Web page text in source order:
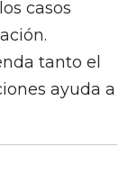
casos
tanto el
ayuda a